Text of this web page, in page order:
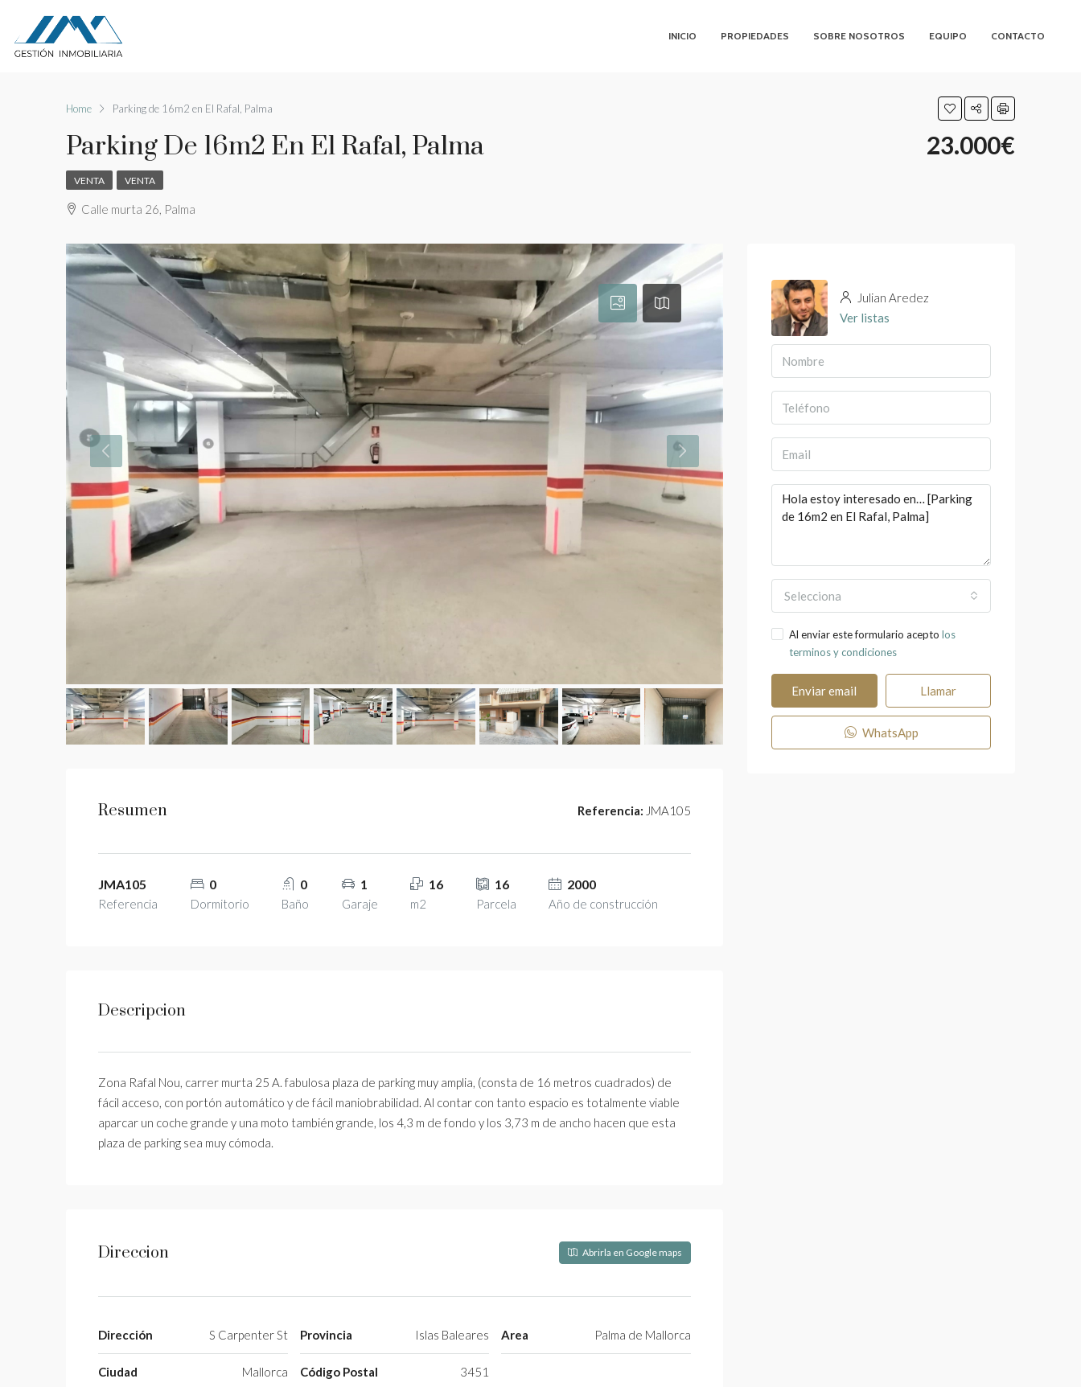
INICIO PROPIEDADES SOBRE NOSOTROS EQUIPO CONTACTO
Home Parking de 16m2 en El Rafal, Palma
Parking De 16m2 En El Rafal, Palma 23.000€
VENTA VENTA
Calle murta 26, Palma
Resumen Referencia: JMA105
JMA105
Referencia
0
Dormitorio
0
Baño
1
Garaje
16
m2
16
Parcela
2000
Año de construcción
Descripcion
Zona Rafal Nou, carrer murta 25 A. fabulosa plaza de parking muy amplia, (consta de 16 metros cuadrados) de
fácil acceso, con portón automático y de fácil maniobrabilidad. Al contar con tanto espacio es totalmente viable
aparcar un coche grande y una moto también grande, los 4,3 m de fondo y los 3,73 m de ancho hacen que esta
plaza de parking sea muy cómoda.
Direccion Abrirla en Google maps
Dirección S Carpenter St
Ciudad Mallorca
Provincia Islas Baleares
Código Postal 3451
Area Palma de Mallorca
Julian Aredez
Ver listas
Selecciona
Al enviar este formulario acepto los
terminos y condiciones
Enviar email Llamar
WhatsApp